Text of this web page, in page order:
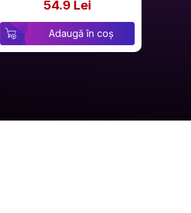
54.9 Lei
Adaugă în coș